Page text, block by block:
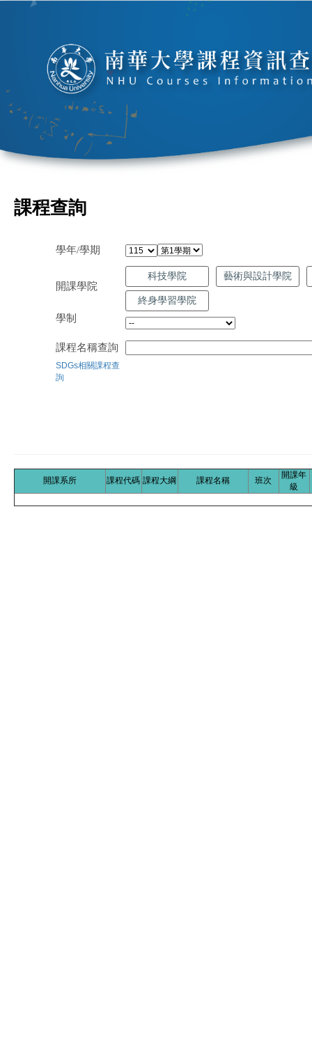
課程查詢
學年/學期
開課學院
科技學院 藝術與設計學院
終身學習學院
學制
課程名稱查詢
SDGs相關課程查
詢
開課系所 課程代碼 課程大綱 課程名稱 班次
開課年
級